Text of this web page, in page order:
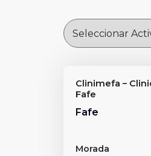
Clinimefa –
Fafe
Fafe
Morada